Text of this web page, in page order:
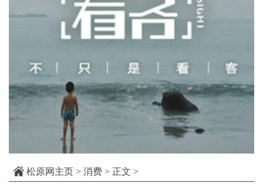
松原网主页 > 消费 > 正文 >